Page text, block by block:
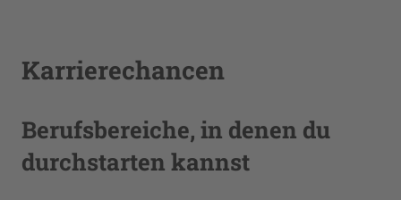
Karrierechancen
Berufsbereiche, in denen du
durchstarten kannst